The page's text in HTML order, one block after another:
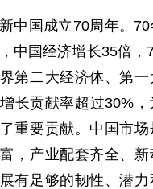
国成立70周年。70
中国经济增长35倍，
第二大经济体、第一
长贡献率超过30%，
重要贡献。中国市
，产业配套齐全、新
有足够的韧性、潜